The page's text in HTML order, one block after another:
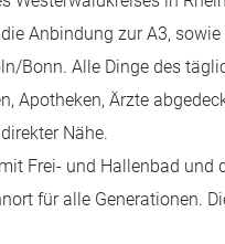
Anbindung zur A3,
Bonn. Alle Dinge des
Apotheken, Ärzte
Nähe.
Frei- und Hallenbad
für alle Generationen.